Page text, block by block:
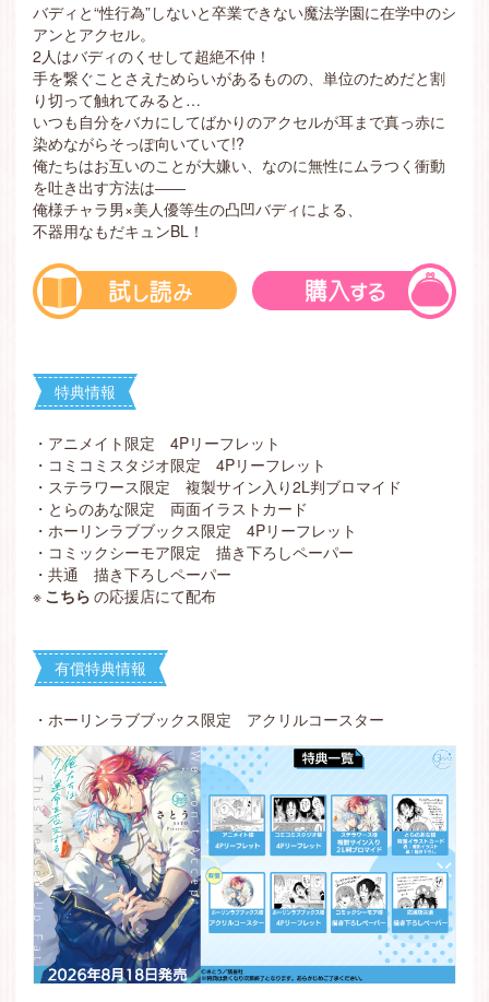
バディと“性行為”しないと卒業できない魔法学園に在学中のシ
アンとアクセル。
2人はバディのくせして超絶不仲！
手を繋ぐことさえためらいがあるものの、単位のためだと割
り切って触れてみると…
いつも自分をバカにしてばかりのアクセルが耳まで真っ赤に
染めながらそっぽ向いていて!?
俺たちはお互いのことが大嫌い、なのに無性にムラつく衝動
を吐き出す方法は――
俺様チャラ男×美人優等生の凸凹バディによる、
不器用なもだキュンBL！
特典情報
・アニメイト限定 4Pリーフレット
・コミコミスタジオ限定 4Pリーフレット
・ステラワース限定 複製サイン入り2L判ブロマイド
・とらのあな限定 両面イラストカード
・ホーリンラブブックス限定 4Pリーフレット
・コミックシーモア限定 描き下ろしペーパー
・共通 描き下ろしペーパー
※ こちら の応援店にて配布
有償特典情報
・ ホーリンラブブックス限定 アクリルコースター